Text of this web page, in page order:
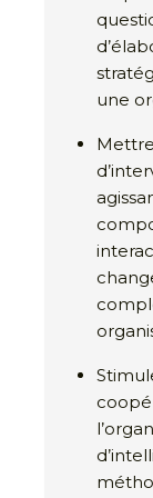
une